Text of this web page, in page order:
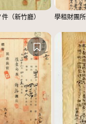
（新竹廳） 學租財團